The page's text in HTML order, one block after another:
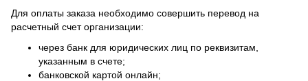
Для оплаты заказа необходимо совершить перевод на
расчетный счет организации:
через банк для юридических лиц по реквизитам,
указанным в счете;
банковской картой онлайн;